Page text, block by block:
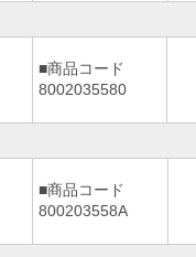
■商品コード
8002035580
■商品コード
800203558A